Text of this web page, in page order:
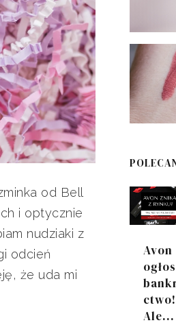
od Bell
i optycznie
nudziaki z
odcień
że uda mi
Avon
ctwo!
Ale...